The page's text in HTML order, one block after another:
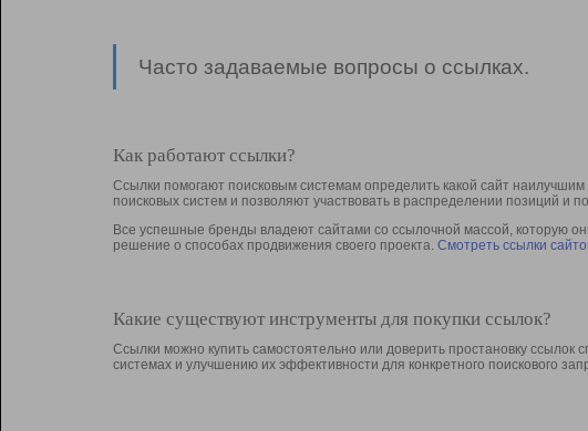
Часто задаваемые вопросы о ссылках.
Как работают ссылки?
Ссылки помогают поисковым системам определить какой сайт
поисковых систем и позволяют участвовать в раcпределении позиций и
Все успешные бренды владеют сайтами со ссылочной массой, которую
решение о способах продвижения своего проекта. Смотреть ссылки
Какие существуют инструменты для покупки ссылок?
Ссылки можно купить самостоятельно или доверить простановку
системах и улучшению их эффективности для конкретного поискового